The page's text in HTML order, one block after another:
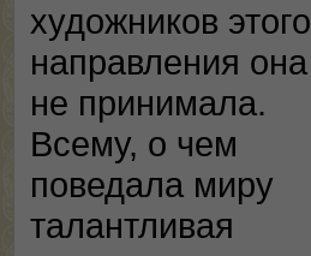
художников этого
направления она
не принимала.
Всему, о чем
поведала миру
талантливая